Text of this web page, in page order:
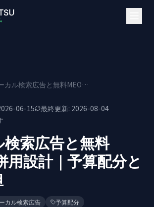
ローカル検索広告と無料MEOの併用設計｜予算配分と役割分担
06-15 最終更新: 2026-08-04
検索広告と無料
用設計｜予算配分と
カル検索広告
予算配分